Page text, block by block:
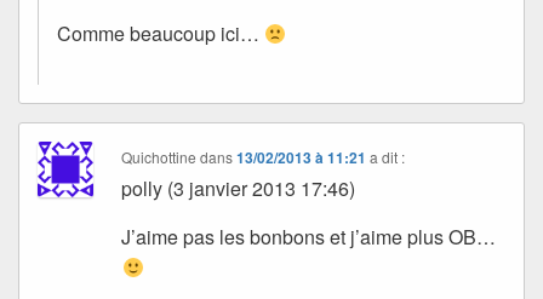
Comme beaucoup ici…
Quichottine dans13/02/2013 à 11:21 a dit :
polly (3 janvier 2013 17:46)
J’aime pas les bonbons et j’aime plus OB…